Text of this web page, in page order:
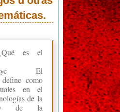
es el
El
como
en el
de la
y de la